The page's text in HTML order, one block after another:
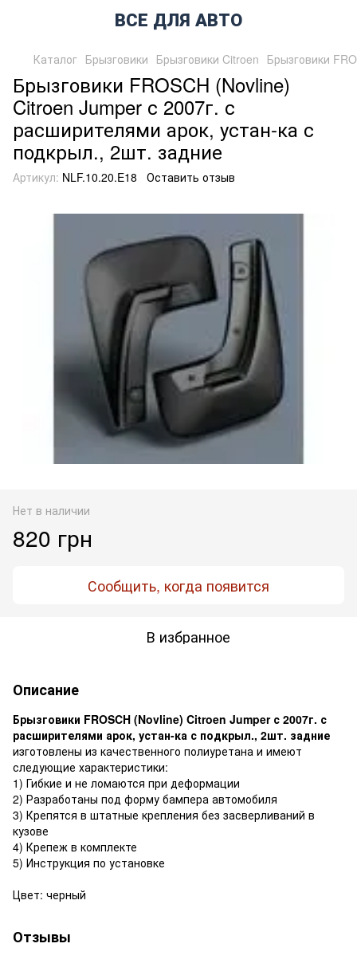
ВСЕ ДЛЯ АВТО
Каталог Брызговики Брызговики Citroen Брызговики
Брызговики FROSCH (Novline)
Citroen Jumper с 2007г. с
расширителями арок, устан-ка с
подкрыл., 2шт. задние
Артикул: NLF.10.20.E18 Оставить отзыв
Нет в наличии
820 грн
Сообщить, когда появится
В избранное
Описание
Брызговики FROSCH (Novline) Citroen Jumper с 2007г. с
расширителями арок, устан-ка с подкрыл., 2шт. задние
изготовлены из качественного полиуретана и имеют
следующие характеристики:
1) Гибкие и не ломаются при деформации
2) Разработаны под форму бампера автомобиля
3) Крепятся в штатные крепления без засверливаний в
кузове
4) Крепеж в комплекте
5) Инструкция по установке
Цвет: черный
Отзывы